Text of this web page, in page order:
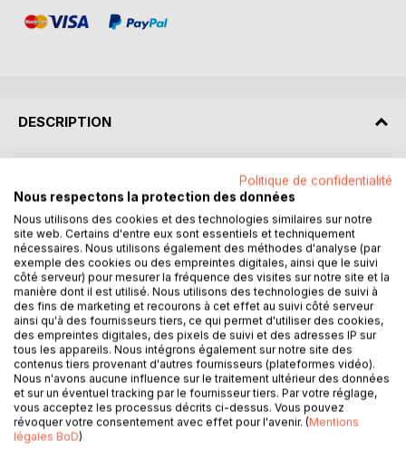
DESCRIPTION
UN LONG VOYAGE ou L'empreinte d'une vie est le
parcours d'un homme, Louis Bienvenu, qui naît avec le
siècle (le 20e) et meurt avec lui. Cet homme n'a jamais
attiré l'attention publique sur lui, ni réalisé aucun exploit
susceptible de lui valoir la manchette des journaux. Et
pourtant ce voyage, tant vers les autres qu'au bout de lui-
même, est plus long et plus riche que celui accompli par la
plupart de ses contemporains. La soif de ressentir et de
comprendre, l'élan vers la poésie et la beauté sous toutes
ses formes, et la quête de l'Amour avec un grand A, le filial
d'abord, puis celui de l'autre sexe, en sont les fils
conducteurs.
Les six femmes qu'il a aimées, à commencer par
Germaine, sa mère, ponctuent justement les six Époques
chronologiques de cette vaste fresque.
Politique de confidentialité
Nous respectons la protection des données
Nous utilisons des cookies et des technologies similaires sur notre
site web. Certains d'entre eux sont essentiels et techniquement
nécessaires. Nous utilisons également des méthodes d'analyse (par
exemple des cookies ou des empreintes digitales, ainsi que le suivi
côté serveur) pour mesurer la fréquence des visites sur notre site et la
manière dont il est utilisé. Nous utilisons des technologies de suivi à
des fins de marketing et recourons à cet effet au suivi côté serveur
ainsi qu'à des fournisseurs tiers, ce qui permet d'utiliser des cookies,
des empreintes digitales, des pixels de suivi et des adresses IP sur
tous les appareils. Nous intégrons également sur notre site des
contenus tiers provenant d'autres fournisseurs (plateformes vidéo).
Nous n'avons aucune influence sur le traitement ultérieur des données
et sur un éventuel tracking par le fournisseur tiers. Par votre réglage,
vous acceptez les processus décrits ci-dessus. Vous pouvez
révoquer votre consentement avec effet pour l'avenir. (Mentions
légales BoD)